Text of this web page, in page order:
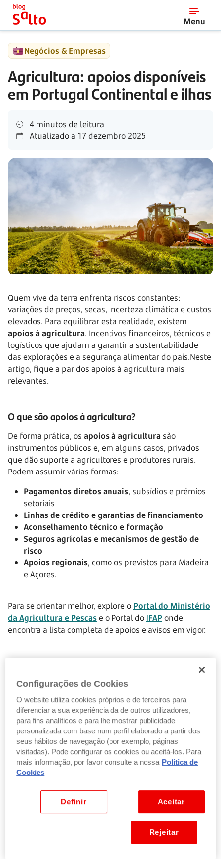
Menu
Salto
Negócios & Empresas
Agricultura: apoios disponíveis
em Portugal Continental e ilhas
4 minutos de leitura
Atualizado a 17 dezembro 2025
Quem vive da terra enfrenta riscos constantes:
variações de preços, secas, incerteza climática e custos
elevados. Para equilibrar esta realidade, existem
apoios à agricultura. Incentivos financeiros, técnicos e
logísticos que ajudam a garantir a sustentabilidade
das explorações e a segurança alimentar do país.Neste
artigo, fique a par dos apoios à agricultura mais
relevantes.
O que são apoios à agricultura?
De forma prática, os apoios à agricultura são
instrumentos públicos e, em alguns casos, privados
que dão suporte a agricultores e produtores rurais.
Podem assumir várias formas:
Pagamentos diretos anuais, subsídios e prémios
setoriais
Linhas de crédito e garantias de financiamento
Aconselhamento técnico e formação
Seguros agrícolas e mecanismos de gestão de
risco
Apoios regionais, como os previstos para Madeira
e Açores.
Para se orientar melhor, explore o Portal do Ministério
da Agricultura e Pescase o Portal do IFAPonde
encontra a lista completa de apoios e avisos em vigor.
Os apoios não são “dinheiro fácil”, são uma rede de
estabilidade para o setor. Entre os principais benefícios:
Sustentabilidade: incentivam práticas que
preservam o solo, a água e a biodiversidade
Inovação e modernização: financiam novas
tecnologias, energias renováveis e digitalização
Segurança alimentar: asseguram produção
estável e acessível para os consumidores
Inclusão social: ajudam pequenos agricultores e
famílias a manterem-se ativas no setor
Desenvolvimento rural
: criam emprego e mantêm
vivas as comunidades do interior.
Configurações de Cookies
O website utiliza cookies próprios e de terceiros para
diferenciar a sua experiência da de outros utilizadores,
para fins analíticos e para lhe mostrar publicidade
personalizada com base num perfil elaborado a partir dos
seus hábitos de navegação (por exemplo, páginas
visitadas). Pode configurar os cookies ou aceitá-los. Para
mais informação, por favor consulte a nossa Politica de
Cookies
Aceitar
Definir
Rejeitar